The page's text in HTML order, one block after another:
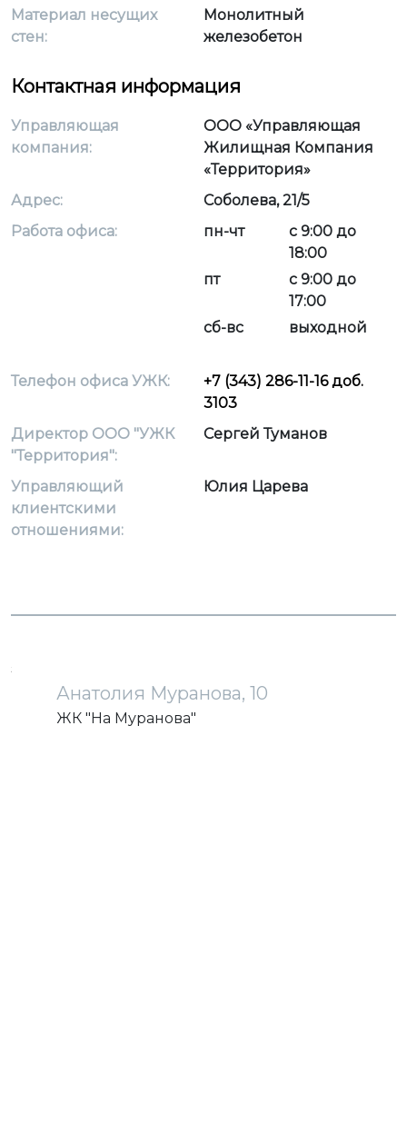
Материал несущих
стен:
Монолитный
железобетон
Контактная информация
Управляющая
компания:
ООО «Управляющая
Жилищная Компания
«Территория»
Адрес:
Соболева, 21/5
Работа офиса:
пн-чт
с 9:00 до
18:00
пт
с 9:00 до
17:00
сб-вс
выходной
Телефон офиса УЖК:
+7 (343) 286-11-16 доб.
3103
Директор ООО "УЖК
"Территория":
Сергей Туманов
Управляющий
клиентскими
отношениями:
Юлия Царева
Анатолия Муранова, 10
ЖК "На Муранова"
загрузка карты...